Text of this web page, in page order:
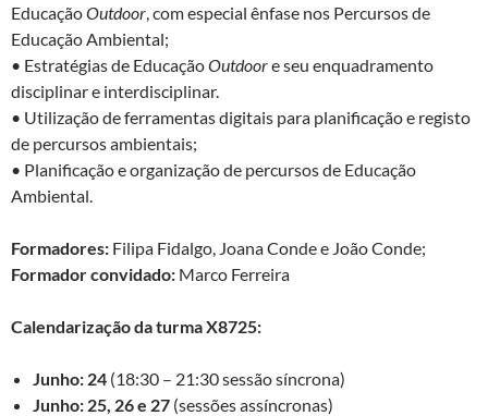
EducaçãoOutdoor , com especial ênfase nos Percursos de
Educação Ambiental;
• Estratégias de EducaçãoOutdoore seu enquadramento
disciplinar e interdisciplinar.
• Utilização de ferramentas digitais para planificação e registo
de percursos ambientais;
• Planificação e organização de percursos de Educação
Ambiental.
Formadores: Filipa Fidalgo, Joana Conde e João Conde;
Formador convidado: Marco Ferreira
Calendarização da turma X8725:
Junho: 24 (18:30 – 21:30 sessão síncrona)
Junho: 25, 26 e 27 (sessões assíncronas)